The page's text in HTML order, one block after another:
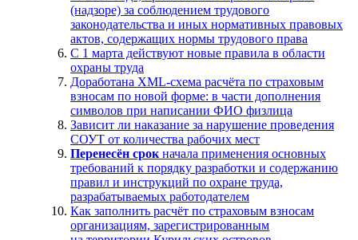
(надзоре) за соблюдением трудового
законодательства и иных нормативных правовых
актов, содержащих нормы трудового права
С 1 марта действуют новые правила в области
охраны труда
Доработана XML-схема расчёта по страховым
взносам по новой форме: в части дополнения
символов при написании ФИО физлица
Зависит ли наказание за нарушение проведения
СОУТ от количества рабочих мест
Перенесён срок начала применения основных
требований к порядку разработки и содержанию
правил и инструкций по охране труда,
разрабатываемых работодателем
Как заполнить расчёт по страховым взносам
организациям, зарегистрированным